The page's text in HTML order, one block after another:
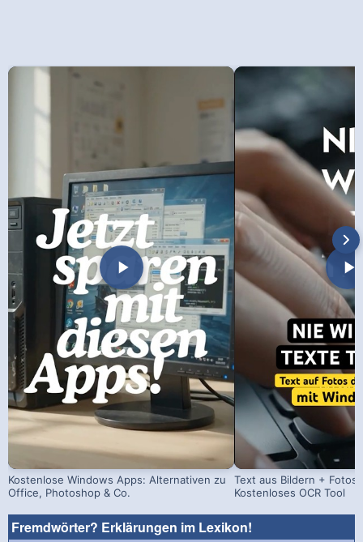
Kostenlose Windows Apps: Alternativen zu
Office, Photoshop & Co.
Text aus Bildern + Fotos
Kostenloses OCR Tool
Fremdwörter? Erklärungen im Lexikon!